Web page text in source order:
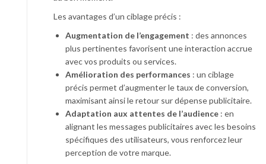
Les avantages d’un ciblage précis :
Augmentation de l’engagement : des annonces
plus pertinentes favorisent une interaction accrue
avec vos produits ou services.
Amélioration des performances : un ciblage
précis permet d’augmenter le taux de conversion,
maximisant ainsi le retour sur dépense publicitaire.
Adaptation aux attentes de l’audience : en
alignant les messages publicitaires avec les besoins
spécifiques des utilisateurs, vous renforcez leur
perception de votre marque.